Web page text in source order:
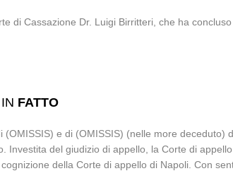
Cassazione Dr. Luigi Birritteri, che ha concluso
FATTO
e di (OMISSIS) (nelle more deceduto)
del giudizio di appello, la Corte di
della Corte di appello di Napoli. Con